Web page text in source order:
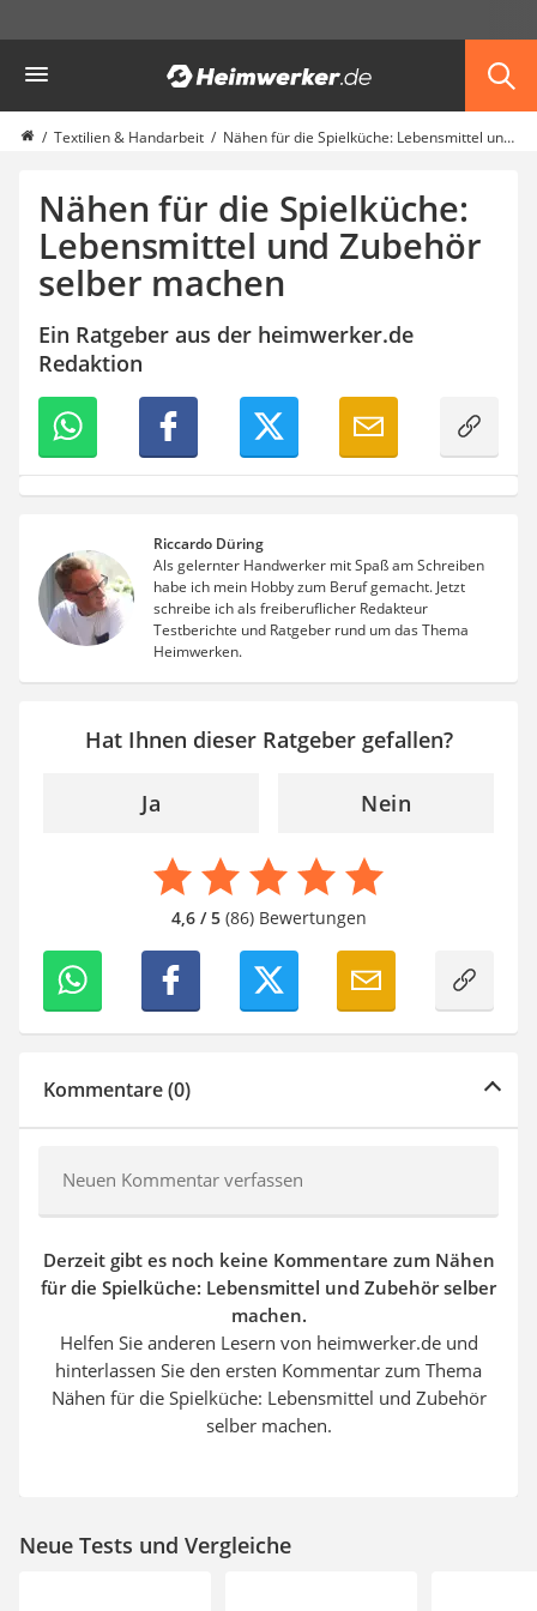
Haushalt & Freizeit
Diascanner
Walkie-Talkie Kinder
Stunt-Scooter
Gusseisen Bräter
Induktionskochfeld
Tischgeschirrspüler
Elektronische Dartscheibe
Wildkamera
Wischmopp
Trinkflasche
Thermokanne
Elektrische Pfeffermühle
Waschsauger
SUP-Board
Ferngesteuertes Auto
Subwoofer
Beheizbare Handschuhe
Textilien & Handarbeit Nähen für die Spielküche: Lebensmittel und Zubehör selber machen
Nähen für die Spielküche:
Lebensmittel und Zubehör
selber machen
Ein Ratgeber aus der heimwerker.de
Redaktion
Riccardo Düring
Als gelernter Handwerker mit Spaß am Schreiben
habe ich mein Hobby zum Beruf gemacht. Jetzt
schreibe ich als freiberuflicher Redakteur
Testberichte und Ratgeber rund um das Thema
Heimwerken.
Hat Ihnen dieser Ratgeber gefallen?
Ja Nein
4,6 / 5(86) Bewertungen
Kommentare (0)
Neuen Kommentar verfassen
Derzeit gibt es noch keine Kommentare zum Nähen
für die Spielküche: Lebensmittel und Zubehör selber
machen.
Helfen Sie anderen Lesern von heimwerker.de und
hinterlassen Sie den ersten Kommentar zum Thema
Nähen für die Spielküche: Lebensmittel und Zubehör
selber machen.
Neue Tests und Vergleiche